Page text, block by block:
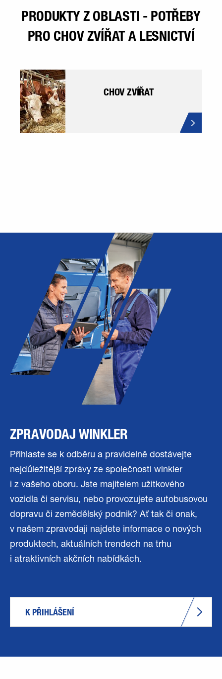
PRODUKTY Z OBLASTI - POTŘEBY
PRO CHOV ZVÍŘAT A LESNICTVÍ
CHOV ZVÍŘAT
ZPRAVODAJ WINKLER
Přihlaste se k odběru a pravidelně dostávejte
nejdůležitější zprávy ze společnosti winkler
i z vašeho oboru. Jste majitelem užitkového
vozidla či servisu, nebo provozujete autobusovou
dopravu či zemědělský podnik? Ať tak či onak,
v našem zpravodaji najdete informace o nových
produktech, aktuálních trendech na trhu
i atraktivních akčních nabídkách.
K PŘIHLÁŠENÍ